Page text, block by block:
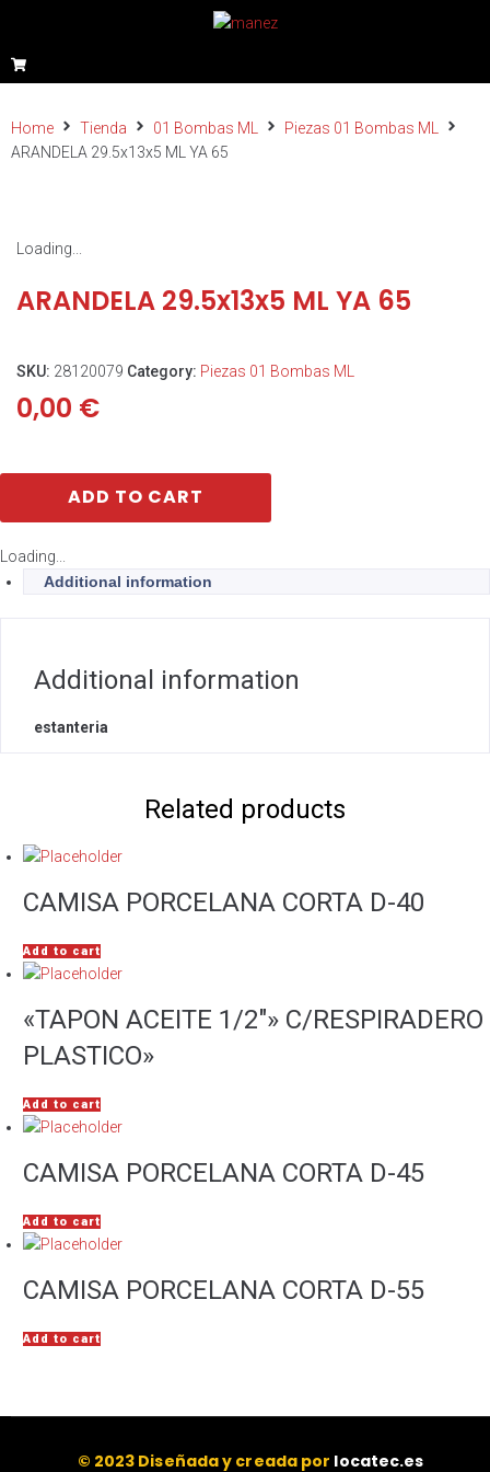
Home Tienda 01 Bombas ML
Piezas 01 Bombas ML
ARANDELA 29.5x13x5 ML YA 65
Loading...
ARANDELA 29.5x13x5 ML YA 65
SKU: 28120079 Category: Piezas 01 Bombas ML
0,00 €
ADD TO CART
Loading...
Additional information
Additional information
estanteria
Related products
CAMISA PORCELANA CORTA D-40
Add to cart
«TAPON ACEITE 1/2″» C/RESPIRADERO
PLASTICO»
Add to cart
CAMISA PORCELANA CORTA D-45
Add to cart
CAMISA PORCELANA CORTA D-55
Add to cart
© 2023 Diseñada y creada por locatec.es